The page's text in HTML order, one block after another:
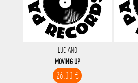
LUCIANO
MOVING UP
26.00 €